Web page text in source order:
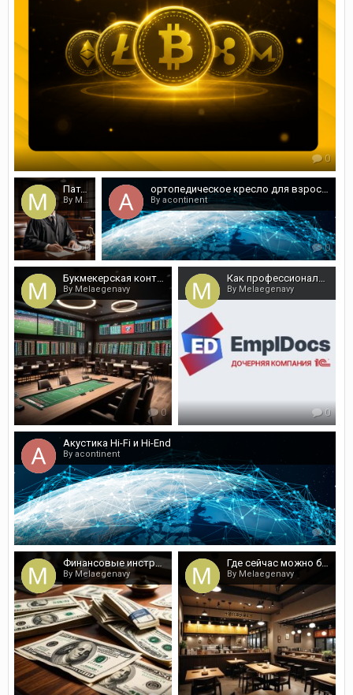
0
Патентоведческая и химическая экспертиза от специалистов
By Melaegenavy
0
ортопедическое кресло для взрослых
By acontinent
0
Букмекерская контора Melbet - купон VIP200MAX на 25 000 рублей
By Melaegenavy
0
Как профессионально настроить ИИ агента для работы с КЭДО
By Melaegenavy
0
Акустика Hi-Fi и Hi-End
By acontinent
0
Финансовые инструменты в ассортименте от специалистов
By Melaegenavy
Где сейчас можно будет попробовать кулинарию Кореи?
By Melaegenavy